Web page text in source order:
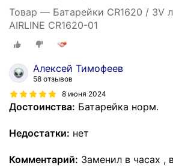
Товар — Батарейки CR1620 / 3V
AIRLINE CR1620-01
Алексей Тимофеев
58 отзывов
8 июня 2024
Достоинства: Батарейка норм.
Недостатки: нет
Комментарий: Заменил в часах ,